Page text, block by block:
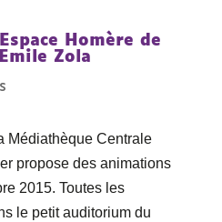
Homère de
Zola
Médiathèque Centrale
propose des animations
2015. Toutes les
le petit auditorium du